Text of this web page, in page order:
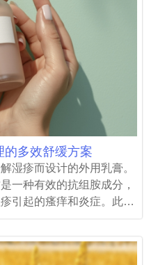
的多效舒缓方案
湿疹而设计的外用乳膏。
一种有效的抗组胺成分，
引起的瘙痒和炎症。此